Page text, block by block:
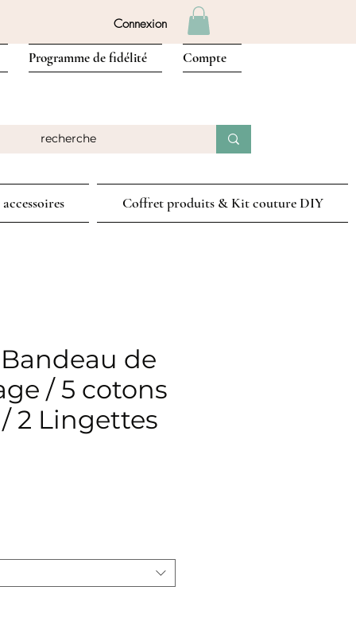
Connexion
Programme de fidélité Compte
Coffret produits & Kit couture DIY
de
/ 5 cotons
2 Lingettes